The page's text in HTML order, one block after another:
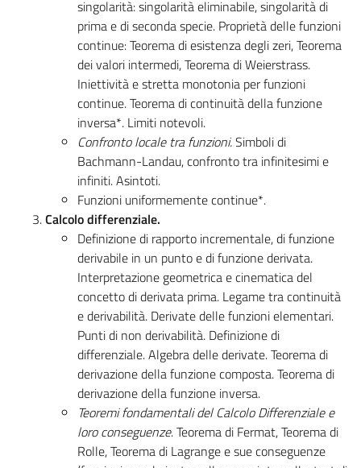
singolarità: singolarità eliminabile, singolarità di
prima e di seconda specie. Proprietà delle funzioni
continue: Teorema di esistenza degli zeri, Teorema
dei valori intermedi, Teorema di Weierstrass.
Iniettività e stretta monotonia per funzioni
continue. Teorema di continuità della funzione
inversa*. Limiti notevoli.
Confronto locale tra funzioni.Simboli di
Bachmann-Landau, confronto tra infinitesimi e
infiniti. Asintoti.
Funzioni uniformemente continue*.
Calcolo differenziale.
Definizione di rapporto incrementale, di funzione
derivabile in un punto e di funzione derivata.
Interpretazione geometrica e cinematica del
concetto di derivata prima. Legame tra continuità
e derivabilità. Derivate delle funzioni elementari.
Punti di non derivabilità. Definizione di
differenziale. Algebra delle derivate. Teorema di
derivazione della funzione composta. Teorema di
derivazione della funzione inversa.
Teoremi fondamentali del Calcolo Differenziale e
loro conseguenze. Teorema di Fermat, Teorema di
Rolle, Teorema di Lagrange e sue conseguenze